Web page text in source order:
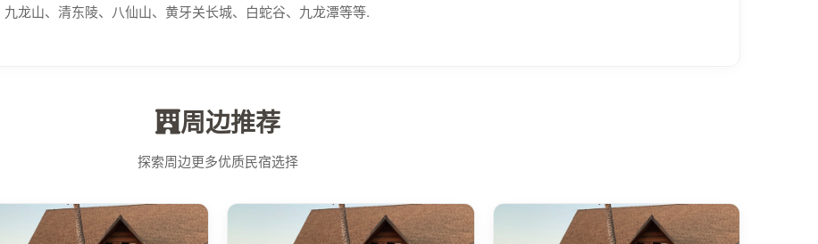
龙山、清东陵、八仙山、黄牙关长城、白蛇谷、九龙潭等等.
周边推荐
探索周边更多优质民宿选择